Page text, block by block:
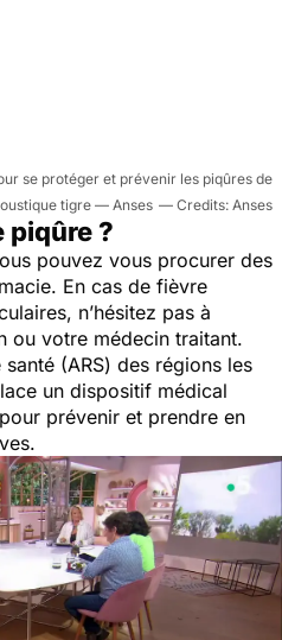
se protéger et prévenir les piqûres de
tigre — Anses
Anses
piqûre ?
pouvez vous procurer des
En cas de fièvre
n’hésitez pas à
ou votre médecin traitant.
(ARS) des régions les
un dispositif médical
prévenir et prendre en